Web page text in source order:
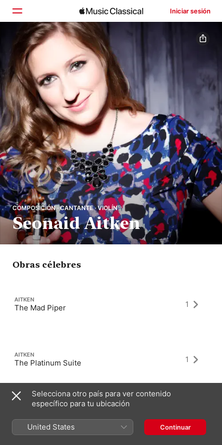
Iniciar sesión
Inicio
Explorar
Buscar
COMPOSICIÓN · CANTANTE · VIOLÍN
Seonaid Aitken
Obras célebres
AITKEN
The Mad Piper 1
AITKEN
The Platinum Suite 1
Últimos álbumes como compositor
Selecciona otro país para ver contenido
específico para tu ubicación
United States Continuar